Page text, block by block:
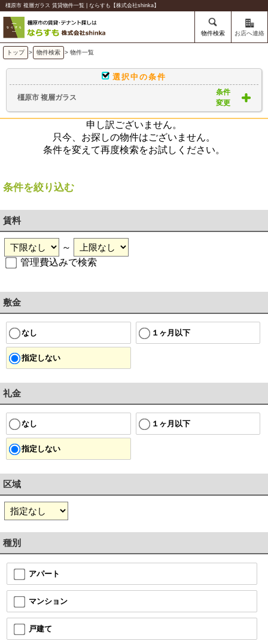
橿原市 複層ガラス 賃貸物件一覧 | ならすも【株式会社shinka】
物件検索 お店へ連絡
トップ > 物件検索 > 物件一覧
選択中の条件
橿原市 複層ガラス
条件
変更
申し訳ございません。
只今、お探しの物件はございません。
条件を変えて再度検索をお試しください。
条件を絞り込む
賃料
～
管理費込みで検索
敷金
なし １ヶ月以下
指定しない
礼金
なし １ヶ月以下
指定しない
区域
種別
アパート
マンション
戸建て